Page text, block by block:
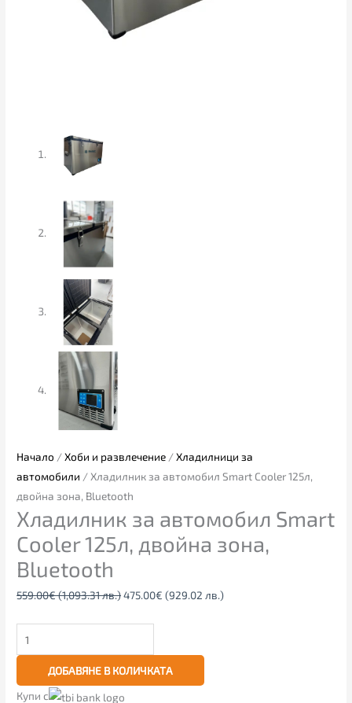
Начало /Хоби и развлечение /Хладилници за
автомобили / Хладилник за автомобил Smart Cooler 125л,
двойна зона, Bluetooth
Хладилник за автомобил Smart
Cooler 125л, двойна зона,
Bluetooth
559.00€(1,093.31 лв.)475.00€ (929.02 лв.)
ДОБАВЯНЕ В КОЛИЧКАТА
Купи с